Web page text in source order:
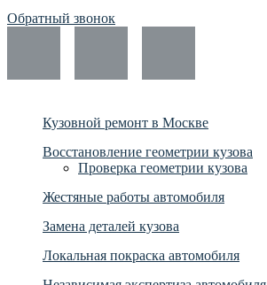
Обратный звонок
Кузовной ремонт в Москве
Восстановление геометрии кузова
Проверка геометрии кузова
Жестяные работы автомобиля
Замена деталей кузова
Локальная покраска автомобиля